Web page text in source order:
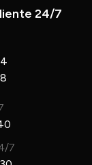
24/7
7